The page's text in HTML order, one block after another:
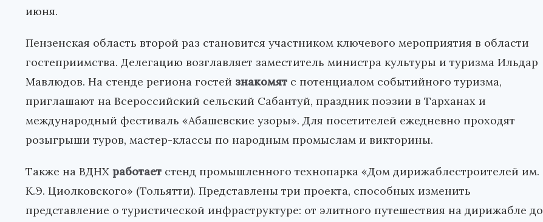
июня.
Пензенская область второй раз становится участником ключевого мероприятия в области
гостеприимства. Делегацию возглавляет заместитель министра культуры и туризма Ильдар
Мавлюдов. На стенде региона гостей знакомят с потенциалом событийного туризма,
приглашают на Всероссийский сельский Сабантуй, праздник поэзии в Тарханах и
международный фестиваль «Абашевские узоры». Для посетителей ежедневно проходят
розыгрыши туров, мастер-классы по народным промыслам и викторины.
Также на ВДНХ работает стенд промышленного технопарка «Дом дирижаблестроителей им.
К.Э. Циолковского» (Тольятти). Представлены три проекта, способных изменить
представление о туристической инфраструктуре: от элитного путешествия на дирижабле до